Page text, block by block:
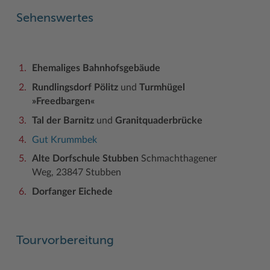
Sehenswertes
Ehemaliges Bahnhofsgebäude
Rundlingsdorf Pölitz und Turmhügel
»Freedbargen«
Tal der Barnitz undGranitquaderbrücke
Gut Krummbek
Alte Dorfschule Stubben Schmachthagener
Weg, 23847 Stubben
Dorfanger Eichede
Tourvorbereitung